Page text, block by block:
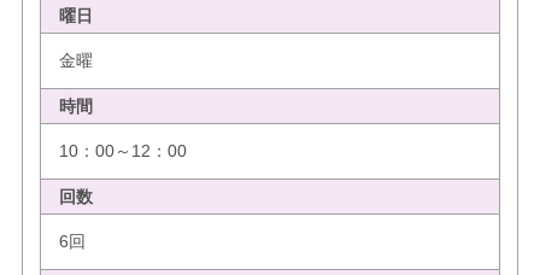
曜日
金曜
時間
10：00～12：00
回数
6回